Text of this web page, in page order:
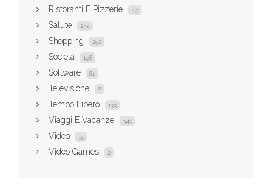
Ristoranti E Pizzerie 49
Salute 234
Shopping 252
Società 198
Software 82
Televisione 6
Tempo Libero 133
Viaggi E Vacanze 341
Video 15
Video Games 2